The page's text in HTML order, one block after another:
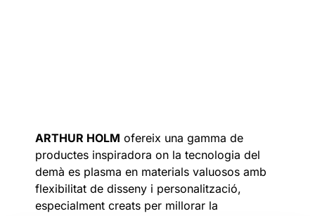
ARTHUR HOLM ofereix una gamma de
productes inspiradora on la tecnologia del
demà es plasma en materials valuosos amb
flexibilitat de disseny i personalització,
especialment creats per millorar la